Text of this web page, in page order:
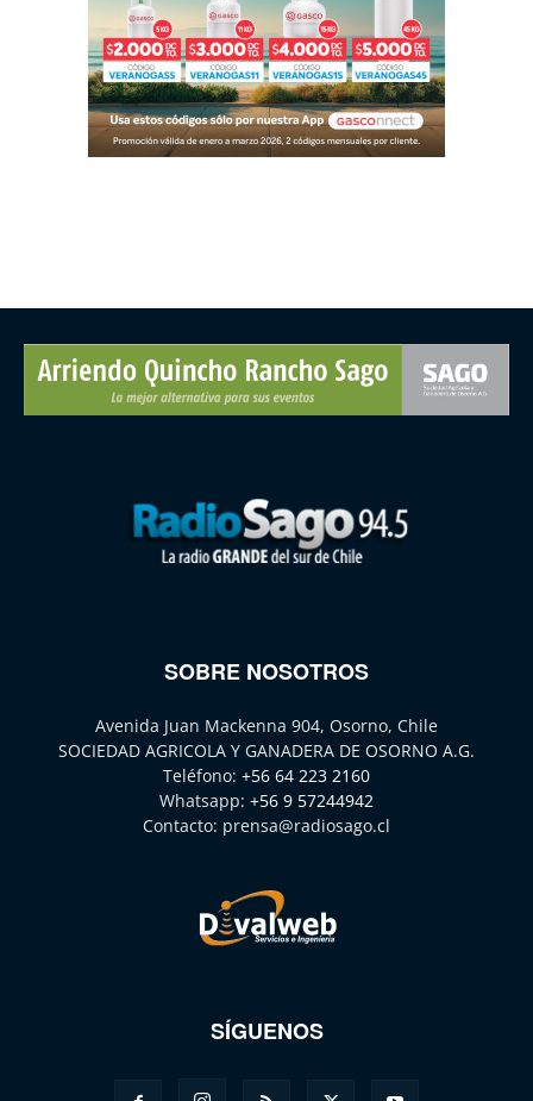
SOBRE NOSOTROS
Avenida Juan Mackenna 904, Osorno, Chile
SOCIEDAD AGRICOLA Y GANADERA DE OSORNO A.G.
Teléfono: +56 64 223 2160
Whatsapp: +56 9 57244942
Contacto: prensa@radiosago.cl
SÍGUENOS